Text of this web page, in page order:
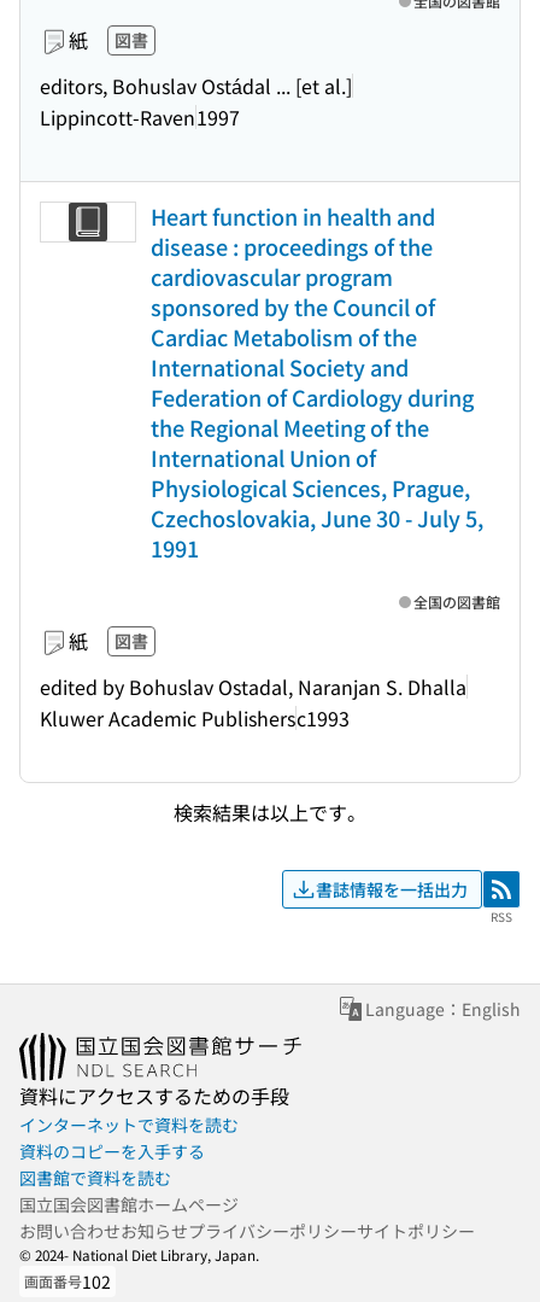
紙 図書
editors, Bohuslav Ostádal ... [et al.]
Lippincott-Raven1997
Heart function in health and
disease : proceedings of the
cardiovascular program
sponsored by the Council of
Cardiac Metabolism of the
International Society and
Federation of Cardiology during
the Regional Meeting of the
International Union of
Physiological Sciences, Prague,
Czechoslovakia, June 30 - July 5,
1991
紙 図書
edited by Bohuslav Ostadal, Naranjan S. Dhalla
Kluwer Academic Publishersc1993
全国の図書館
検索結果は以上です。
書誌情報を一括出力 RSS
RSS
Language：English
資料にアクセスするための手段
インターネットで資料を読む
資料のコピーを入手する
図書館で資料を読む
国立国会図書館ホームページ
お問い合わせお知らせプライバシーポリシーサイトポリシー
© 2024- National Diet Library, Japan.
画面番号102